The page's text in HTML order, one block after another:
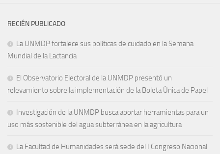
RECIÉN PUBLICADO
La UNMDP fortalece sus políticas de cuidado en la Semana
Mundial de la Lactancia
El Observatorio Electoral de la UNMDP presentó un
relevamiento sobre la implementación de la Boleta Única de Papel
Investigación de la UNMDP busca aportar herramientas para un
uso más sostenible del agua subterránea en la agricultura
La Facultad de Humanidades será sede del I Congreso Nacional